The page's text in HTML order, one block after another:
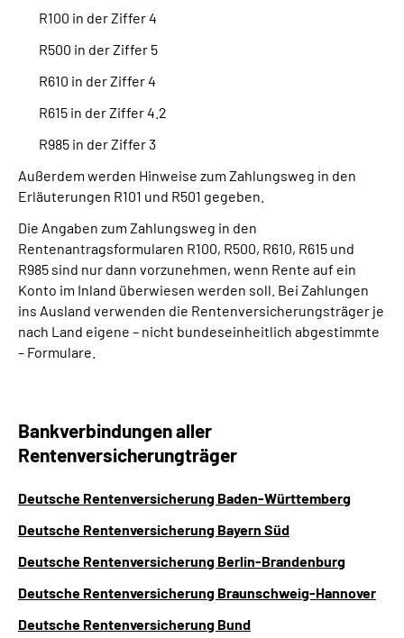
R100 in der Ziffer 4
R500 in der Ziffer 5
R610 in der Ziffer 4
R615 in der Ziffer 4.2
R985 in der Ziffer 3
Außerdem werden Hinweise zum Zahlungsweg in den
Erläuterungen R101 und R501 gegeben.
Die Angaben zum Zahlungsweg in den
Rentenantragsformularen R100, R500, R610, R615 und
R985 sind nur dann vorzunehmen, wenn Rente auf ein
Konto im Inland überwiesen werden soll. Bei Zahlungen
ins Ausland verwenden die Rentenversicherungsträger je
nach Land eigene – nicht bundeseinheitlich abgestimmte
– Formulare.
Bankverbindungen aller
Rentenversicherungträger
Deutsche Rentenversicherung Baden-Württemberg
Deutsche Rentenversicherung Bayern Süd
Deutsche Rentenversicherung Berlin-Brandenburg
Deutsche Rentenversicherung Braunschweig-Hannover
Deutsche Rentenversicherung Bund